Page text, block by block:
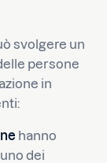
svolgere un
persone
in
hanno
dei